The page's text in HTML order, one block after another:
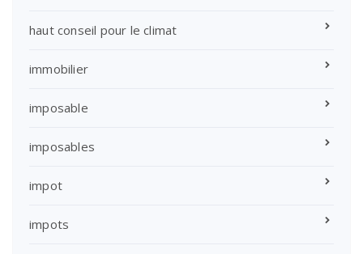
haut conseil pour le climat
immobilier
imposable
imposables
impot
impots